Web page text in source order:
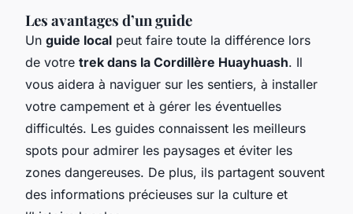
Les avantages d’un guide
Un guide local peut faire toute la différence lors
de votre trek dans la Cordillère Huayhuash. Il
vous aidera à naviguer sur les sentiers, à installer
votre campement et à gérer les éventuelles
difficultés. Les guides connaissent les meilleurs
spots pour admirer les paysages et éviter les
zones dangereuses. De plus, ils partagent souvent
des informations précieuses sur la culture et